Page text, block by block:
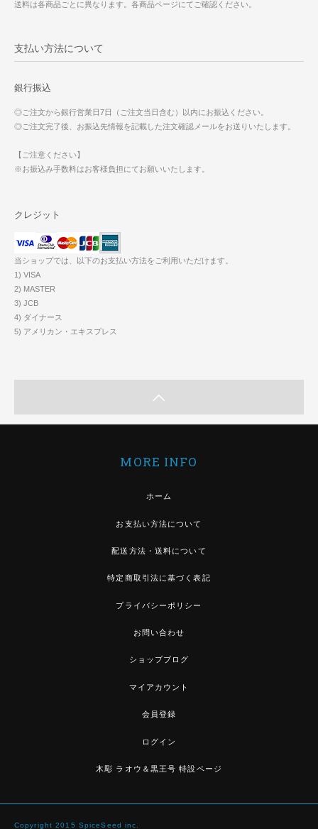
送料は各商品ごとに異なります。各商品ページにてご確認ください。
支払い方法について
銀行振込
◎ご注文から銀行営業日7日（ご注文当日含む）以内にお振込ください。
◎ご注文完了後、お振込先情報を記載した注文確認メールをお送りいたします。
【ご注意ください】
※お振込み手数料はお客様負担にてお願いいたします。
クレジット
当ショップでは、以下のお支払い方法をご利用いただけます。
1) VISA
2) MASTER
3) JCB
4) ダイナース
5) アメリカン・エキスプレス
MORE INFO
ホーム
お支払い方法について
配送方法・送料について
特定商取引法に基づく表記
プライバシーポリシー
お問い合わせ
ショップブログ
マイアカウント
会員登録
ログイン
木彫 ラオウ＆黒王号 特設ページ
Copyright 2015 SpiceSeed inc.